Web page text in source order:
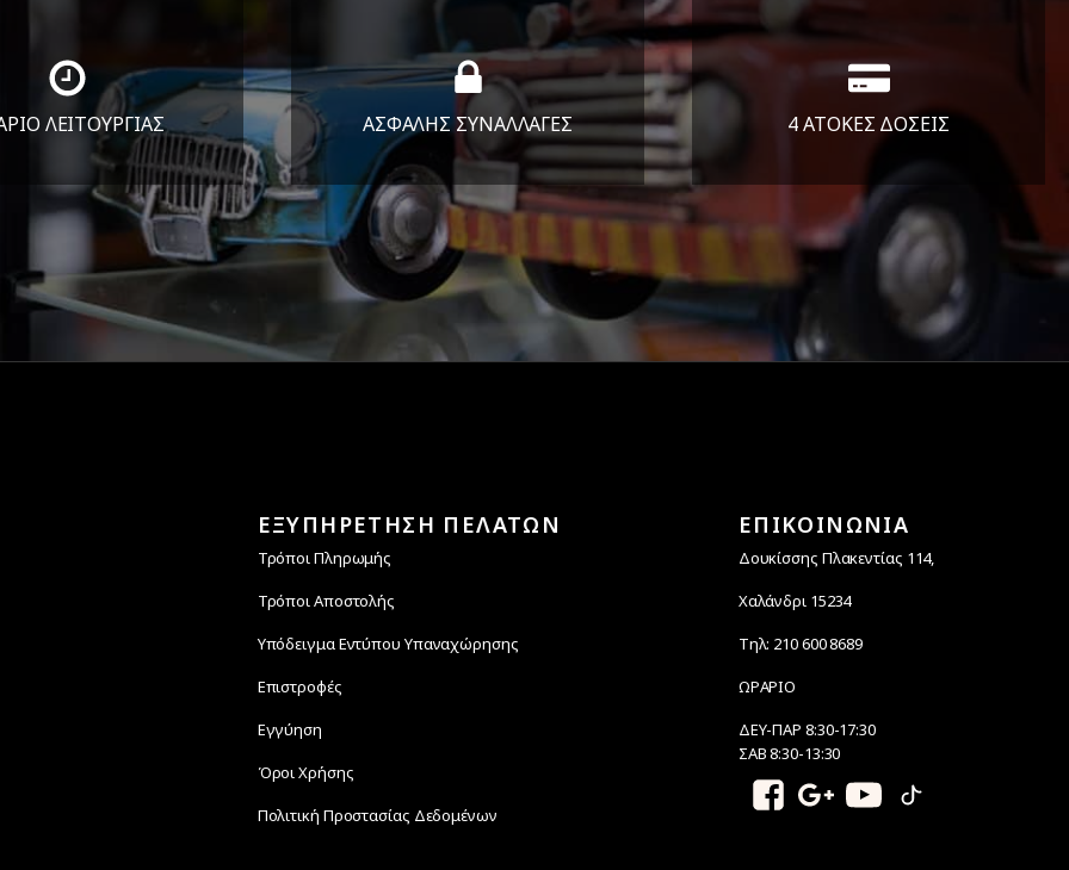
ΛΕΙΤΟΥΡΓΙΑΣ
ΠΑΡ 8:30-17:30
ΑΣΦΑΛΗΣ ΣΥΝΑΛΛΑΓΕΣ
Εγγυόμαστε την ασφάλεια
των συναλλαγών σας.
4 ΑΤΟΚΕΣ ΔΟΣΕΙΣ
Υποστηρίζουμε μέχρι και 4
άτοκες δόσεις
ΕΞΥΠΗΡΕΤΗΣΗ ΠΕΛΑΤΩΝ
Τρόποι Πληρωμής
Τρόποι Αποστολής
Υπόδειγμα Εντύπου Υπαναχώρησης
Επιστροφές
Εγγύηση
Όροι Χρήσης
Πολιτική Προστασίας Δεδομένων
ΕΠΙΚΟΙΝΩΝΙΑ
Δουκίσσης Πλακεντίας 114,
Χαλάνδρι 15234
Τηλ: 210 600 8689
ΩΡΑΡΙΟ
ΔΕΥ-ΠΑΡ 8:30-17:30
ΣΑΒ 8:30-13:30